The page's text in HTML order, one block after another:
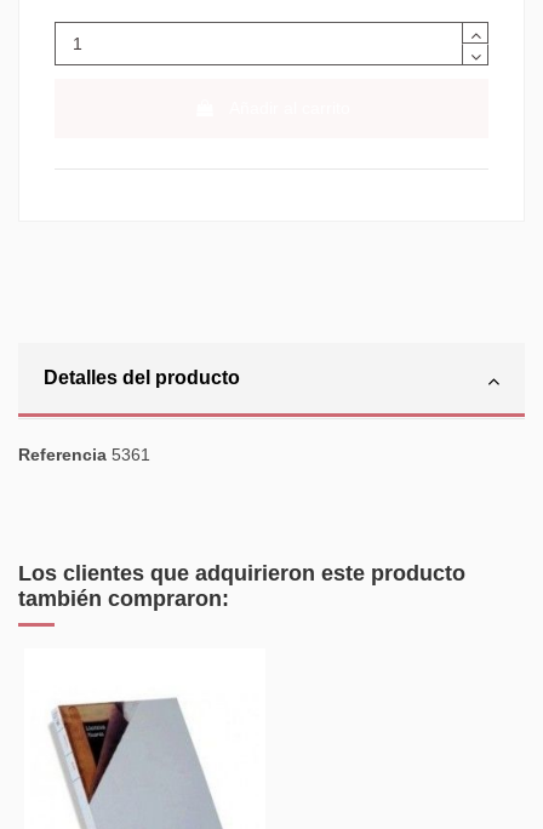
Detalles del producto
Referencia 5361
Los clientes que adquirieron este producto
también compraron: